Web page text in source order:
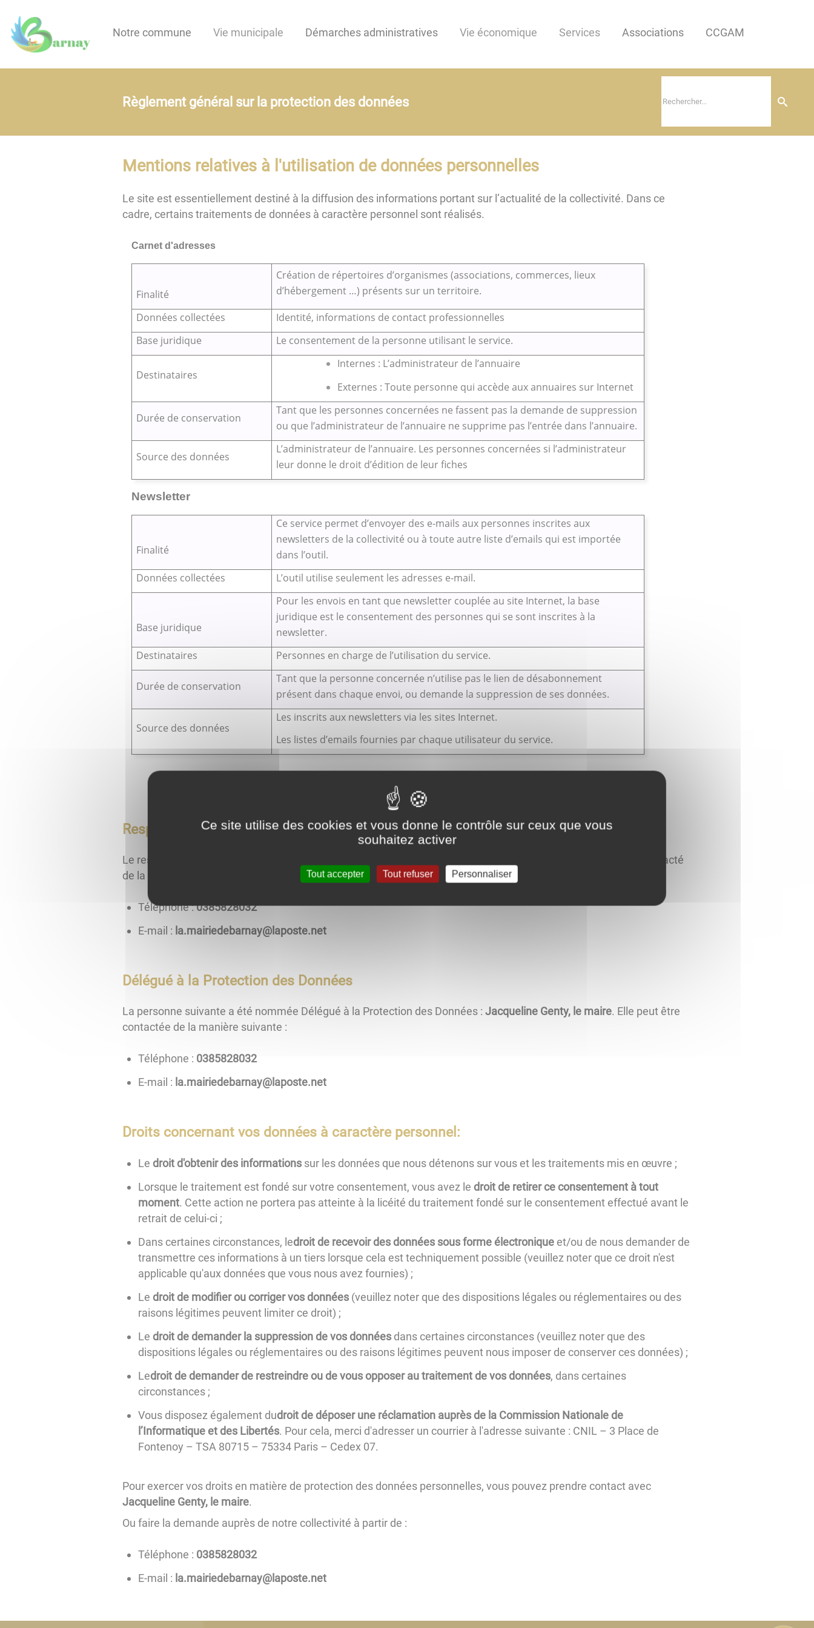
d'accès
rapide
menu
d'accès
rapide
contenu
d'accès
rapide
la
d'accès
rapide
pied
Notre commune Vie municipale Démarches administratives Vie économique Services Associations CCGAM
Règlement général sur la protection des données
Mentions relatives à l'utilisation de données personnelles
Le site est essentiellement destiné à la diffusion des informations portant sur l’actualité de la collectivité. Dans ce
cadre, certains traitements de données à caractère personnel sont réalisés.
Carnet d'adresses
Finalité
Création de répertoires d’organismes (associations, commerces, lieux
d’hébergement …) présents sur un territoire.
Données collectées
Identité, informations de contact professionnelles
Base juridique
Le consentement de la personne utilisant le service.
Destinataires
Internes : L’administrateur de l’annuaire
Externes : Toute personne qui accède aux annuaires sur Internet
Durée de conservation
Tant que les personnes concernées ne fassent pas la demande de suppression
ou que l’administrateur de l’annuaire ne supprime pas l’entrée dans l’annuaire.
Source des données
L’administrateur de l’annuaire. Les personnes concernées si l’administrateur
leur donne le droit d’édition de leur fiches
Newsletter
Finalité
Ce service permet d’envoyer des e-mails aux personnes inscrites aux
newsletters de la collectivité ou à toute autre liste d’emails qui est importée
dans l’outil.
Données collectées
L’outil utilise seulement les adresses e-mail.
Base juridique
Pour les envois en tant que newsletter couplée au site Internet, la base
juridique est le consentement des personnes qui se sont inscrites à la
newsletter.
Destinataires
Personnes en charge de l’utilisation du service.
Durée de conservation
Tant que la personne concernée n’utilise pas le lien de désabonnement
présent dans chaque envoi, ou demande la suppression de ses données.
Source des données
Les inscrits aux newsletters via les sites Internet.
Les listes d’emails fournies par chaque utilisateur du service.
Responsable du traitement
Le responsable du traitement des données à caractère personnel est
. Il peut être contacté
de la manière suivante :
Téléphone :2308285830
E-mail : ten.etsopal@yanrabedeiriam.al
Délégué à la Protection des Données
La personne suivante a été nommée Délégué à la Protection des Données : Jacqueline Genty, le maire. Elle peut être
contactée de la manière suivante :
Téléphone : 2308285830
E-mail : ten.etsopal@yanrabedeiriam.al
Droits concernant vos données à caractère personnel:
Le droit d'obtenir des informationssur les données que nous détenons sur vous et les traitements mis en œuvre ;
Lorsque le traitement est fondé sur votre consentement, vous avez le droit de retirer ce consentement à tout
moment. Cette action ne portera pas atteinte à la licéité du traitement fondé sur le consentement effectué avant le
retrait de celui-ci ;
Dans certaines circonstances, ledroit de recevoir des données sous forme électroniqueet/ou de nous demander de
transmettre ces informations à un tiers lorsque cela est techniquement possible (veuillez noter que ce droit n'est
applicable qu'aux données que vous nous avez fournies) ;
Le droit de modifier ou corriger vos données(veuillez noter que des dispositions légales ou réglementaires ou des
raisons légitimes peuvent limiter ce droit) ;
Le droit de demander la suppression de vos donnéesdans certaines circonstances (veuillez noter que des
dispositions légales ou réglementaires ou des raisons légitimes peuvent nous imposer de conserver ces données) ;
Ledroit de demander de restreindre ou de vous opposer au traitement de vos données, dans certaines
circonstances ;
Vous disposez également dudroit de déposer une réclamation auprès de la Commission Nationale de
l’Informatique et des Libertés. Pour cela, merci d'adresser un courrier à l'adresse suivante : CNIL – 3 Place de
Fontenoy – TSA 80715 – 75334 Paris – Cedex 07.
Pour exercer vos droits en matière de protection des données personnelles, vous pouvez prendre contact avec
Jacqueline Genty, le maire.
Ou faire la demande auprès de notre collectivité à partir de :
Téléphone : 2308285830
E-mail : ten.etsopal@yanrabedeiriam.al
Ce site utilise des cookies et vous donne le contrôle sur ceux que vous
souhaitez activer
Tout accepter Tout refuser Personnaliser